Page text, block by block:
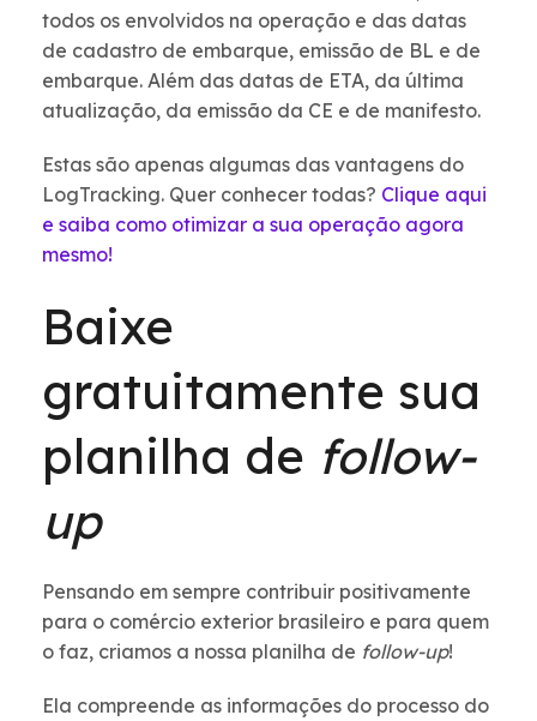
todos os envolvidos na operação e das datas
de cadastro de embarque, emissão de BL e de
embarque. Além das datas de ETA, da última
atualização, da emissão da CE e de manifesto.
Estas são apenas algumas das vantagens do
LogTracking. Quer conhecer todas? Clique aqui
e saiba como otimizar a sua operação agora
mesmo!
Baixe
gratuitamente sua
planilha de follow-
up
Pensando em sempre contribuir positivamente
para o comércio exterior brasileiro e para quem
o faz, criamos a nossa planilha de follow-up!
Ela compreende as informações do processo do